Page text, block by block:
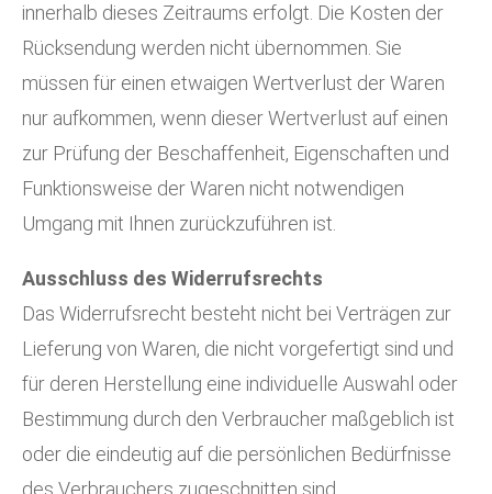
innerhalb dieses Zeitraums erfolgt. Die Kosten der
Rücksendung werden nicht übernommen. Sie
müssen für einen etwaigen Wertverlust der Waren
nur aufkommen, wenn dieser Wertverlust auf einen
zur Prüfung der Beschaffenheit, Eigenschaften und
Funktionsweise der Waren nicht notwendigen
Umgang mit Ihnen zurückzuführen ist.
Ausschluss des Widerrufsrechts
Das Widerrufsrecht besteht nicht bei Verträgen zur
Lieferung von Waren, die nicht vorgefertigt sind und
für deren Herstellung eine individuelle Auswahl oder
Bestimmung durch den Verbraucher maßgeblich ist
oder die eindeutig auf die persönlichen Bedürfnisse
des Verbrauchers zugeschnitten sind.